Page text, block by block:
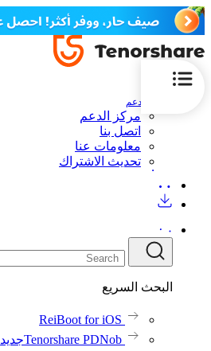
الدعم
مركز الدعم
اتصل بنا
معلومات عنا
تحديث الاشتراك
البحث السريع
ReiBoot for iOS
Tenorshare PDNobجديد